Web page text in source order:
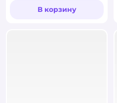
В корзину